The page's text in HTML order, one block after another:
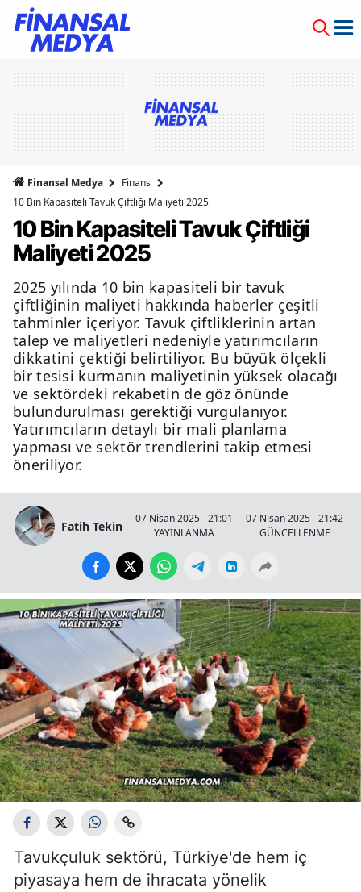
Finansal Medya
Finans
10 Bin Kapasiteli Tavuk Çiftliği Maliyeti 2025
10 Bin Kapasiteli Tavuk Çiftliği
Maliyeti 2025
2025 yılında 10 bin kapasiteli bir tavuk
çiftliğinin maliyeti hakkında haberler çeşitli
tahminler içeriyor. Tavuk çiftliklerinin artan
talep ve maliyetleri nedeniyle yatırımcıların
dikkatini çektiği belirtiliyor. Bu büyük ölçekli
bir tesisi kurmanın maliyetinin yüksek olacağı
ve sektördeki rekabetin de göz önünde
bulundurulması gerektiği vurgulanıyor.
Yatırımcıların detaylı bir mali planlama
yapması ve sektör trendlerini takip etmesi
öneriliyor.
Fatih Tekin
07 Nisan 2025 - 21:01
YAYINLANMA
07 Nisan 2025 - 21:42
GÜNCELLENME
Tavukçuluk sektörü, Türkiye'de hem iç
piyasaya hem de ihracata yönelik